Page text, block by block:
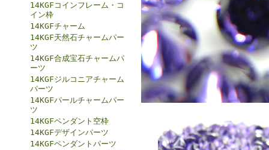
14KGFコインフレーム・コ
イン枠
14KGFチャーム
14KGF天然石チャームパー
ツ
14KGF合成宝石チャームパ
ーツ
14KGFジルコニアチャーム
パーツ
14KGFパールチャームパー
ツ
14KGFペンダント空枠
14KGFデザインパーツ
14KGFペンダントパーツ